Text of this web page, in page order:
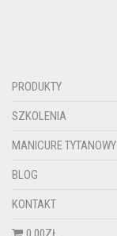
PRODUKTY
SZKOLENIA
MANICURE TYTANOWY
BLOG
KONTAKT